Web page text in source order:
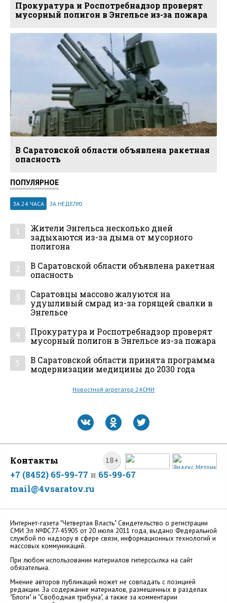
Прокуратура и Роспотребнадзор проверят
мусорный полигон в Энгельсе из-за пожара
В Саратовской области объявлена ракетная
опасность
ПОПУЛЯРНОЕ
ЗА 24 ЧАСА ЗА НЕДЕЛЮ
1
Жители Энгельса несколько дней
задыхаются из-за дыма от мусорного
полигона
2
В Саратовской области объявлена ракетная
опасность
3
Саратовцы массово жалуются на
удушливый смрад из-за горящей свалки в
Энгельсе
4
Прокуратура и Роспотребнадзор проверят
мусорный полигон в Энгельсе из-за пожара
5
В Саратовской области принята программа
модернизации медицины до 2030 года
Новостной агрегатор 24СМИ
18+
Контакты
+7 (8452) 65-99-77 и 65-99-67
mail@4vsaratov.ru
Интернет-газета "Четвертая Власть" Cвидетельство о регистрации
СМИ Эл №ФС77-45905 от 20 июля 2011 года, выдано Федеральной
службой по надзору в сфере связи, информационных технологий и
массовых коммуникаций.
При любом использовании материалов гиперссылка на сайт
обязательна.
Мнение авторов публикаций может не совпадать с позицией
редакции. За содержание материалов, размещенных в разделах
"Блоги" и "Свободная трибуна", а также за комментарии